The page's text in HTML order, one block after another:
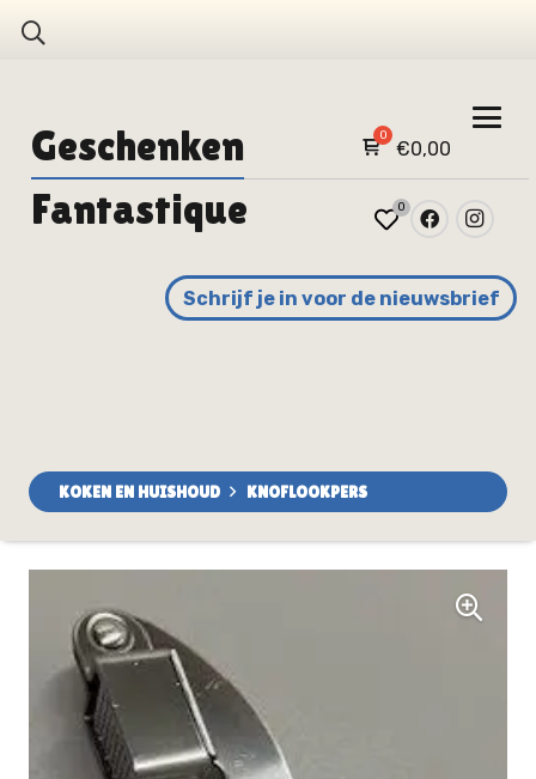
Geschenken €0,00
Fantastique 0
Schrijf je in voor de nieuwsbrief
KOKEN EN HUISHOUD KNOFLOOKPERS